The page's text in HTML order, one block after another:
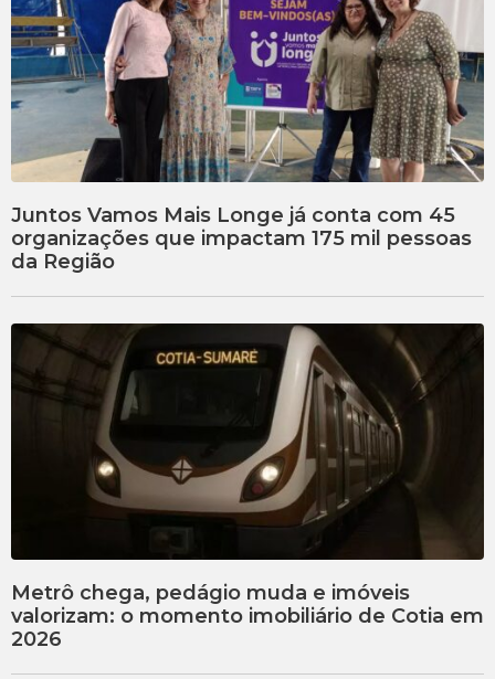
Juntos Vamos Mais Longe já conta com 45
organizações que impactam 175 mil pessoas
da Região
Metrô chega, pedágio muda e imóveis
valorizam: o momento imobiliário de Cotia em
2026